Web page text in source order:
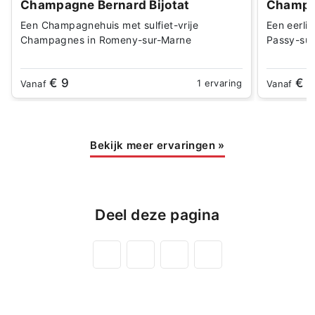
Champagne Bernard Bijotat
Een Champagnehuis met sulfiet-vrije
Champagnes in Romeny-sur-Marne
Vanaf€ 9 1 ervaring
Een
Passy-
Vanaf€
Bekijk meer ervaringen »
Deel deze pagina